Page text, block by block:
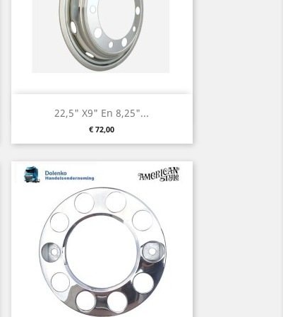
22,5" X9" En 8,25"...
Preis
€ 72,00
Vorschau